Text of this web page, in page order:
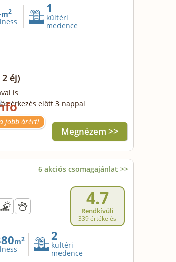
m2 1
kültéri
medence
éj)
is
érkezés előtt 3 nappal
jobb árért!
Megnézem >>
6 akciós csomagajánlat >>
4.7
Rendkívüli
339 értékelés
m2 2
kültéri
medence